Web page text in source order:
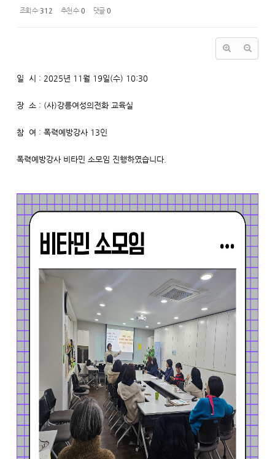
조회 수 312 추천 수 0 댓글 0
일 시 : 2025년 11월 19일(수) 10:30
장 소 : (사)강릉여성의전화 교육실
참 여 : 폭력예방강사 13인
폭력예방강사 비타민 소모임 진행하였습니다.